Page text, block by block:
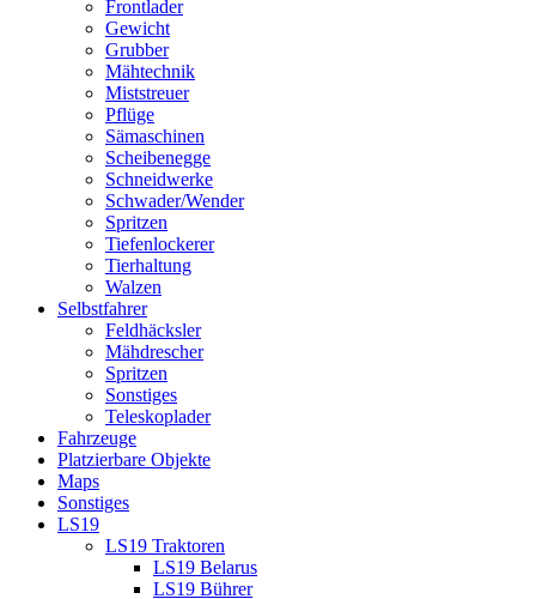
Frontlader
Gewicht
Grubber
Mähtechnik
Miststreuer
Pflüge
Sämaschinen
Scheibenegge
Schneidwerke
Schwader/Wender
Spritzen
Tiefenlockerer
Tierhaltung
Walzen
Selbstfahrer
Feldhäcksler
Mähdrescher
Spritzen
Sonstiges
Teleskoplader
Fahrzeuge
Platzierbare Objekte
Maps
Sonstiges
LS19
LS19 Traktoren
LS19 Belarus
LS19 Bührer